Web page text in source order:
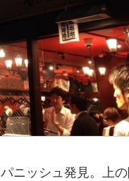
ニッシュ発見。上